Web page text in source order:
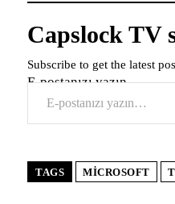
Capslock TV
Subscribe to get the latest
E-postanızı yazın…
TAGS MICROSOFT